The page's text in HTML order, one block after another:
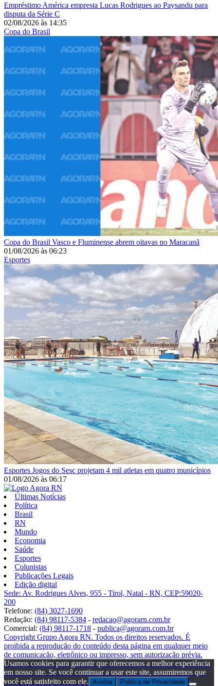
Empréstimo América empresta Lucas Rodrigues ao Paysandu para
disputa da Série C
02/08/2026 às 14:35
Copa do Brasil
Copa do Brasil Vasco e Fluminense abrem oitavas no Maracanã
01/08/2026 às 06:23
Esportes
Esportes Jogos do Sesc projetam 4 mil atletas em quatro municípios
01/08/2026 às 06:17
Últimas Notícias
Política
Brasil
RN
Mundo
Economia
Saúde
Esportes
Colunistas
Publicações Legais
Edição digital
Sede: Av. Rodrigues Alves, 955 - Tirol, Natal - RN, CEP:59020-
200
Telefone: (84) 3027-1690
Redação: (84) 98117-5384 - redacao@agorarn.com.br
Comercial: (84) 98117-1718 - publica@agorarn.com.br
Copyright Grupo Agora RN. Todos os direitos reservados. É
proibida a reprodução do conteúdo desta página em qualquer meio
de comunicação, eletrônico ou impresso, sem autorização prévia.
Usamos cookies para garantir que oferecemos a melhor experiência
em nosso site. Se você continuar a usar este site, assumiremos que
você está satisfeito com ele. Aceitar Politica de Privacidade